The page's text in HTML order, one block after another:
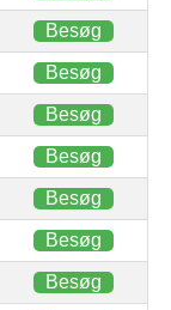
Besøg
Besøg
Besøg
Besøg
Besøg
Besøg
Besøg